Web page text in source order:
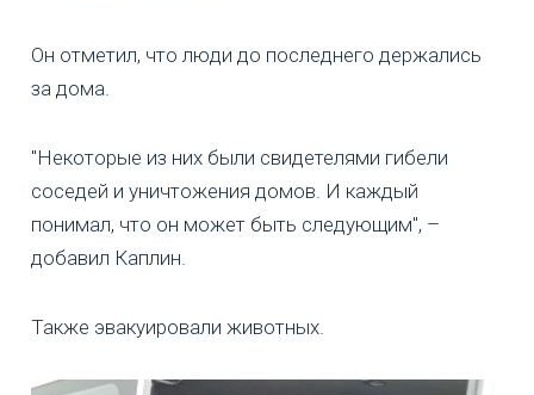
Он отметил, что люди до последнего держались
за дома.
"Некоторые из них были свидетелями гибели
соседей и уничтожения домов. И каждый
понимал, что он может быть следующим", –
добавил Каплин.
Также эвакуировали животных.